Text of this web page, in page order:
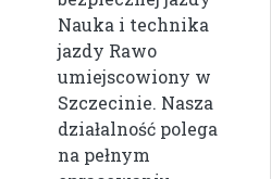
Nauka i technika
jazdy Rawo
umiejscowiony w
Szczecinie. Nasza
działalność polega
na pełnym